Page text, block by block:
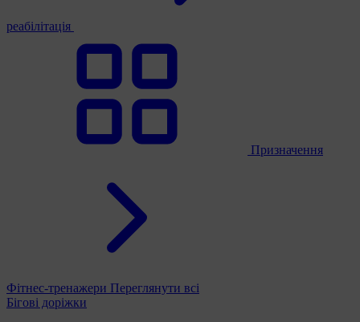
реабілітація
Призначення
Фітнес-тренажери Переглянути всі
Бігові доріжки